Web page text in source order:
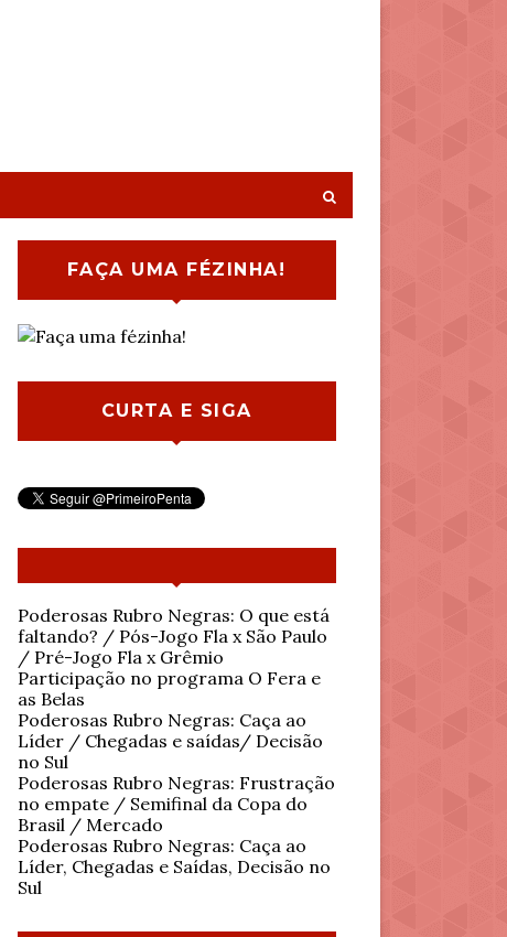
FAÇA UMA FÉZINHA!
CURTA E SIGA
Poderosas Rubro Negras: O que está
faltando? / Pós-Jogo Fla x São Paulo
/ Pré-Jogo Fla x Grêmio
Participação no programa O Fera e
as Belas
Poderosas Rubro Negras: Caça ao
Líder / Chegadas e saídas/ Decisão
no Sul
Poderosas Rubro Negras: Frustração
no empate / Semifinal da Copa do
Brasil / Mercado
Poderosas Rubro Negras: Caça ao
Líder, Chegadas e Saídas, Decisão no
Sul